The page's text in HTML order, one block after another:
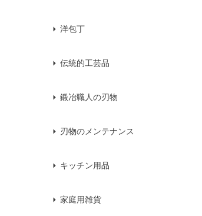
洋包丁
伝統的工芸品
鍛冶職人の刃物
刃物のメンテナンス
キッチン用品
家庭用雑貨